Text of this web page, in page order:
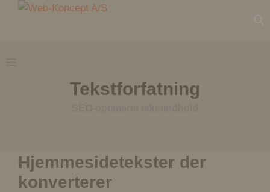
Tekstforfatning
Hjemmesidetekster der
konverterer